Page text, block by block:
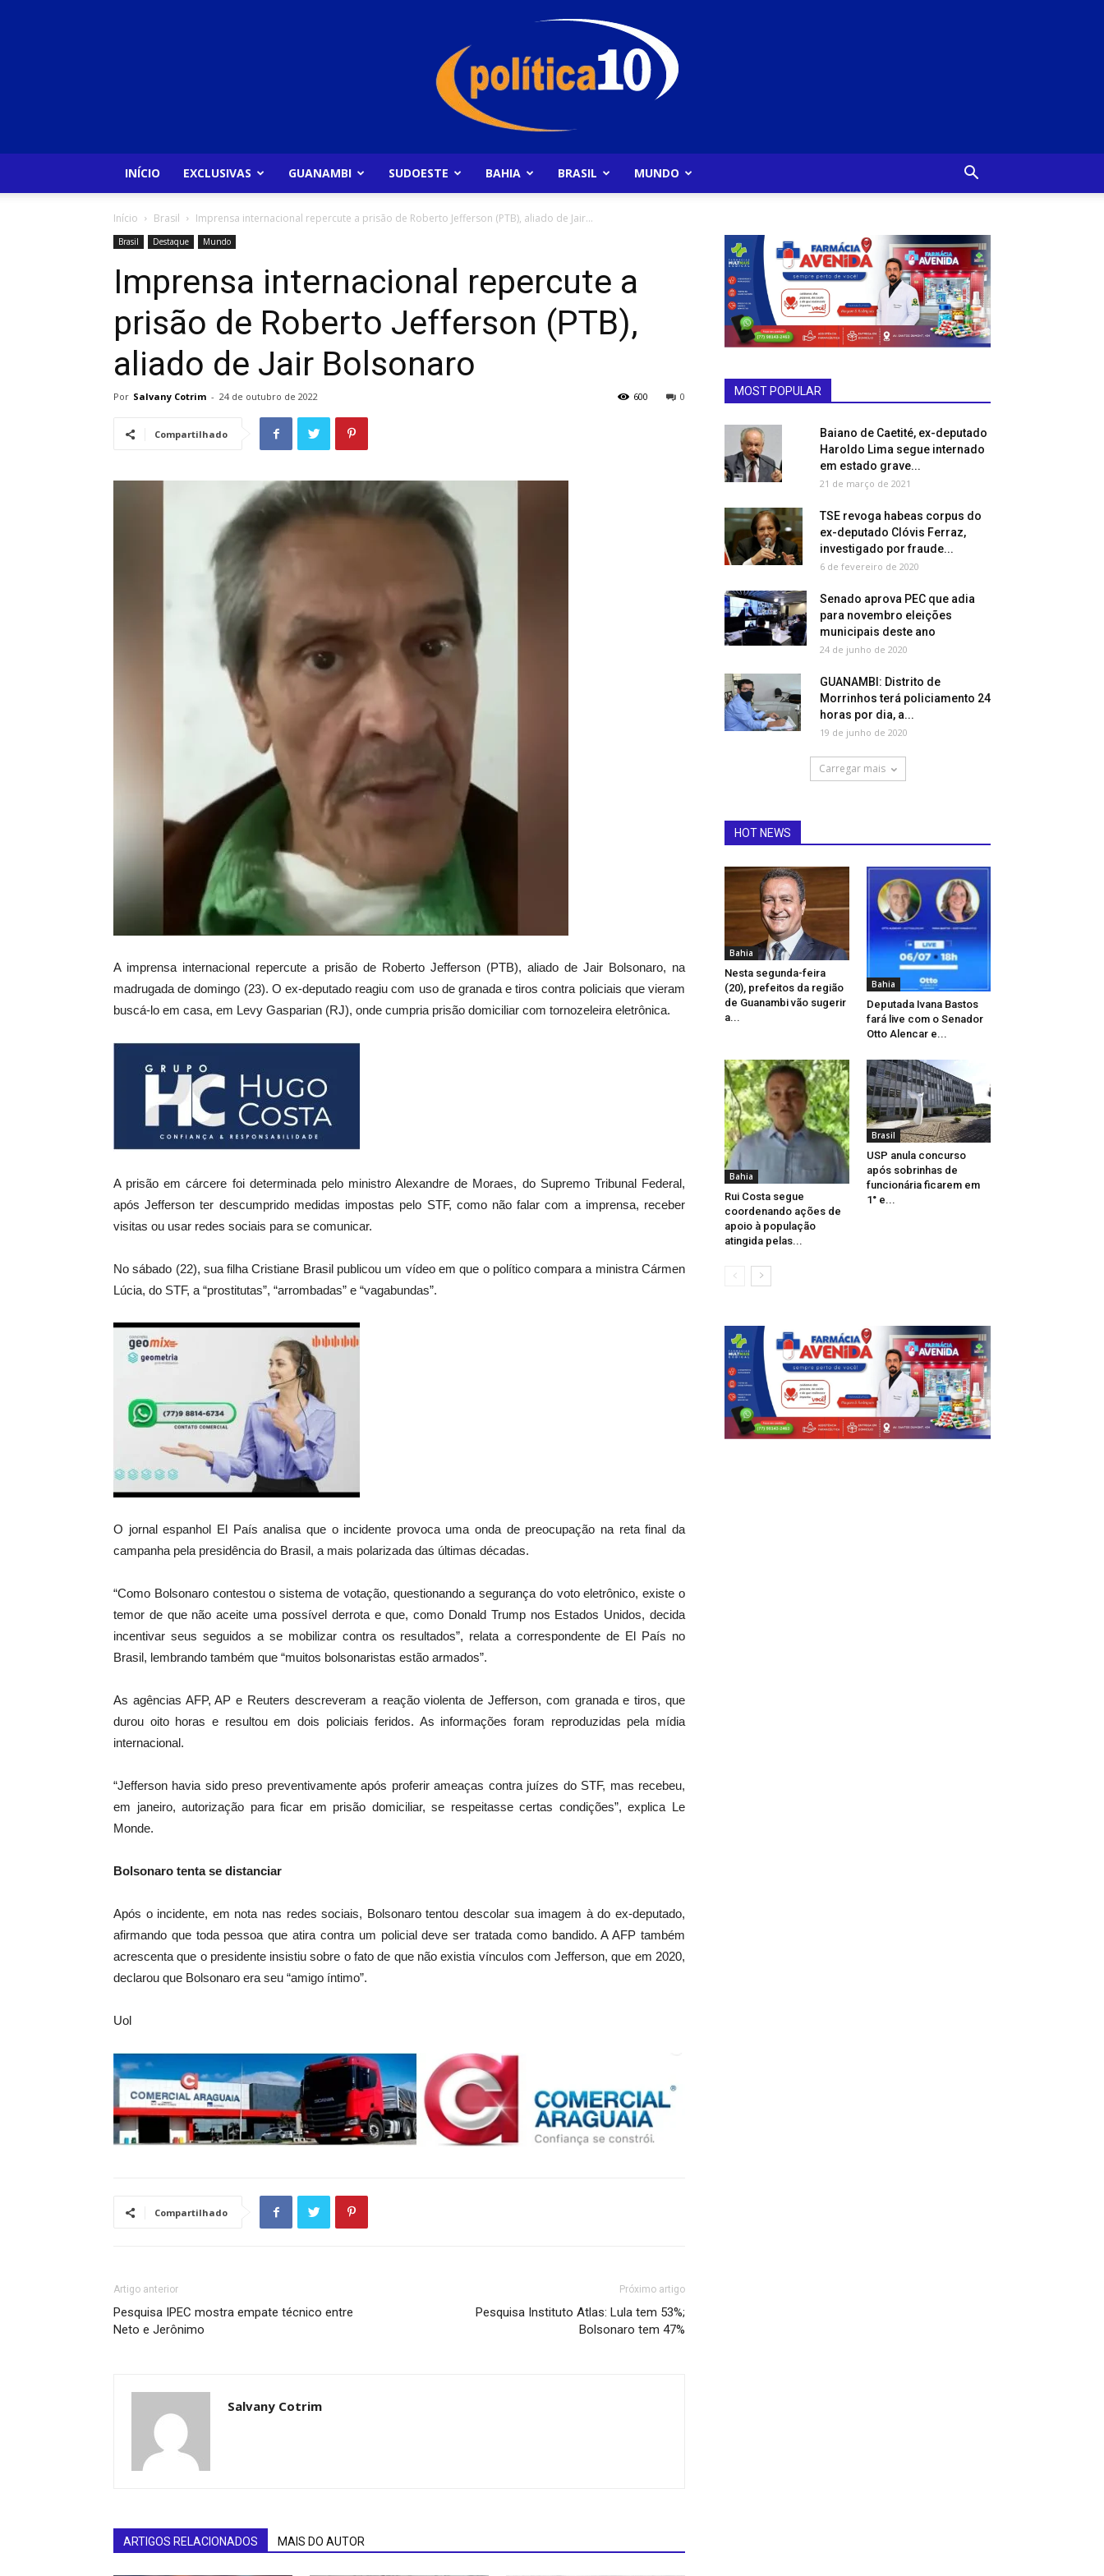
INÍCIO EXCLUSIVAS GUANAMBI SUDOESTE BAHIA BRASIL MUNDO
Início Brasil Imprensa internacional repercute a prisão de Roberto Jefferson (PTB), aliado de Jair...
Brasil Destaque Mundo
Imprensa internacional repercute a
prisão de Roberto Jefferson (PTB),
aliado de Jair Bolsonaro
Por Salvany Cotrim - 24 de outubro de 2022 0
600
Compartilhado
A imprensa internacional repercute a prisão de Roberto Jefferson (PTB), aliado de Jair Bolsonaro, na
madrugada de domingo (23). O ex-deputado reagiu com uso de granada e tiros contra policiais que vieram
buscá-lo em casa, em Levy Gasparian (RJ), onde cumpria prisão domiciliar com tornozeleira eletrônica.
A prisão em cárcere foi determinada pelo ministro Alexandre de Moraes, do Supremo Tribunal Federal,
após Jefferson ter descumprido medidas impostas pelo STF, como não falar com a imprensa, receber
visitas ou usar redes sociais para se comunicar.
No sábado (22), sua filha Cristiane Brasil publicou um vídeo em que o político compara a ministra Cármen
Lúcia, do STF, a “prostitutas”, “arrombadas” e “vagabundas”.
O jornal espanhol El País analisa que o incidente provoca uma onda de preocupação na reta final da
campanha pela presidência do Brasil, a mais polarizada das últimas décadas.
“Como Bolsonaro contestou o sistema de votação, questionando a segurança do voto eletrônico, existe o
temor de que não aceite uma possível derrota e que, como Donald Trump nos Estados Unidos, decida
incentivar seus seguidos a se mobilizar contra os resultados”, relata a correspondente de El País no
Brasil, lembrando também que “muitos bolsonaristas estão armados”.
As agências AFP, AP e Reuters descreveram a reação violenta de Jefferson, com granada e tiros, que
durou oito horas e resultou em dois policiais feridos. As informações foram reproduzidas pela mídia
internacional.
“Jefferson havia sido preso preventivamente após proferir ameaças contra juízes do STF, mas recebeu,
em janeiro, autorização para ficar em prisão domiciliar, se respeitasse certas condições”, explica Le
Monde.
Bolsonaro tenta se distanciar
Após o incidente, em nota nas redes sociais, Bolsonaro tentou descolar sua imagem à do ex-deputado,
afirmando que toda pessoa que atira contra um policial deve ser tratada como bandido. A AFP também
acrescenta que o presidente insistiu sobre o fato de que não existia vínculos com Jefferson, que em 2020,
declarou que Bolsonaro era seu “amigo íntimo”.
Uol
Compartilhado
Artigo anterior
Pesquisa IPEC mostra empate técnico entre
Neto e Jerônimo
Próximo artigo
Pesquisa Instituto Atlas: Lula tem 53%;
Bolsonaro tem 47%
Salvany Cotrim
ARTIGOS RELACIONADOS MAIS DO AUTOR
MOST POPULAR
Baiano de Caetité, ex-deputado
Haroldo Lima segue internado
em estado grave...
21 de março de 2021
TSE revoga habeas corpus do
ex-deputado Clóvis Ferraz,
investigado por fraude...
6 de fevereiro de 2020
Senado aprova PEC que adia
para novembro eleições
municipais deste ano
24 de junho de 2020
GUANAMBI: Distrito de
Morrinhos terá policiamento 24
horas por dia, a...
19 de junho de 2020
Carregar mais
HOT NEWS
Bahia
Nesta segunda-feira
(20), prefeitos da região
de Guanambi vão sugerir
a...
Bahia
Deputada Ivana Bastos
fará live com o Senador
Otto Alencar e...
Bahia
Rui Costa segue
coordenando ações de
apoio à população
atingida pelas...
Brasil
USP anula concurso
após sobrinhas de
funcionária ficarem em
1° e...